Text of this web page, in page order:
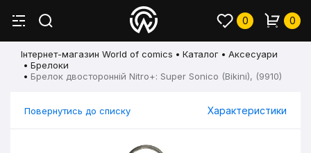
0 0
Інтернет-магазин World of comics Каталог
Аксесуари
Брелоки
Брелок двосторонній Nitro+: Super Sonico (Bikini), (9910)
Повернутись до списку Характеристики